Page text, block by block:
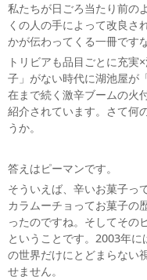
私たちが日ごろ当たり前の
くの人の手によって改良さ
かが伝わってくる一冊ですな
トリビアも品目ごとに充
子」がない時代に湖池屋が
在まで続く激辛ブームの火
紹介されています。さて何
うか。
答えはピーマンです。
そういえば、辛いお菓子っ
カラムーチョってお菓子の
ったのですね。そしてその
ということです。2003年
の世界だけにとどまらない
せません。